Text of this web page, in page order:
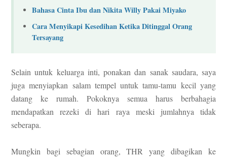
Bahasa Cinta Ibu dan Nikita Willy Pakai Miyako
Cara Menyikapi Kesedihan Ketika Ditinggal Orang
Tersayang
Selain untuk keluarga inti, ponakan dan sanak saudara, saya
juga menyiapkan salam tempel untuk tamu-tamu kecil yang
datang ke rumah. Pokoknya semua harus berbahagia
mendapatkan rezeki di hari raya meski jumlahnya tidak
seberapa.
Mungkin bagi sebagian orang, THR yang dibagikan ke